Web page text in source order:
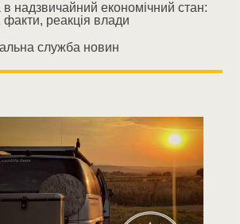
в надзвичайний економічний стан:
факти, реакція влади
служба новин